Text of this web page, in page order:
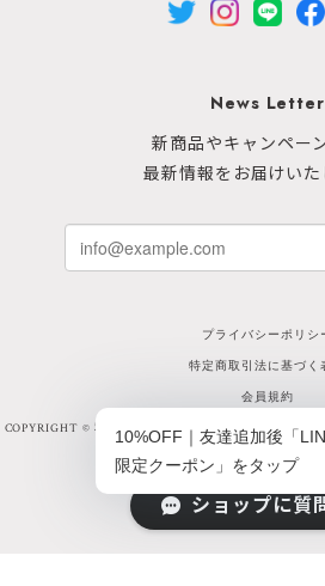
News Letter
新商品やキャンペー
最新情報をお届けいた
プライバシーポリシ
特定商取引法に基づく
会員規約
COPYRIGHT © 秋田イイモノ online shop｜選び抜か
フトサイト
ショップに質